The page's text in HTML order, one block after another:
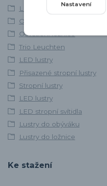
LED svítidla
Osvětlení obývacího pokoje
Osvětlení ložnice
Trio Leuchten
LED lustry
Přisazené stropní lustry
Stropní lustry
LED lustry
LED stropní svítidla
Lustry do obýváku
Lustry do ložnice
Ke stažení
Nastavení